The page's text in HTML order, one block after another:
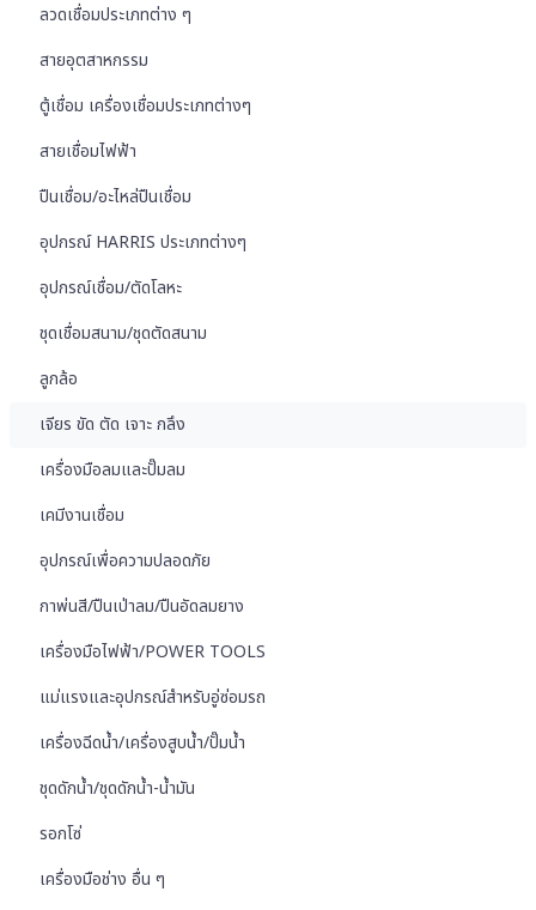
ลวดเชื่อมประเภทต่าง ๆ
สายอุตสาหกรรม
ตู้เชื่อม เครื่องเชื่อมประเภทต่างๆ
สายเชื่อมไฟฟ้า
ปืนเชื่อม/อะไหล่ปืนเชื่อม
อุปกรณ์ HARRIS ประเภทต่างๆ
อุปกรณ์เชื่อม/ตัดโลหะ
ชุดเชื่อมสนาม/ชุดตัดสนาม
ลูกล้อ
เจียร ขัด ตัด เจาะ กลึง
เครื่องมือลมและปั๊มลม
เคมีงานเชื่อม
อุปกรณ์เพื่อความปลอดภัย
กาพ่นสี/ปืนเป่าลม/ปืนอัดลมยาง
เครื่องมือไฟฟ้า/POWER TOOLS
แม่แรงและอุปกรณ์สำหรับอู่ซ่อมรถ
เครื่องฉีดน้ำ/เครื่องสูบน้ำ/ปั๊มน้ำ
ชุดดักน้ำ/ชุดดักน้ำ-น้ำมัน
รอกโซ่
เครื่องมือช่าง อื่น ๆ